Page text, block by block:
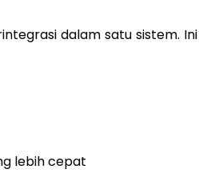
dalam satu sistem.
lebih cepat